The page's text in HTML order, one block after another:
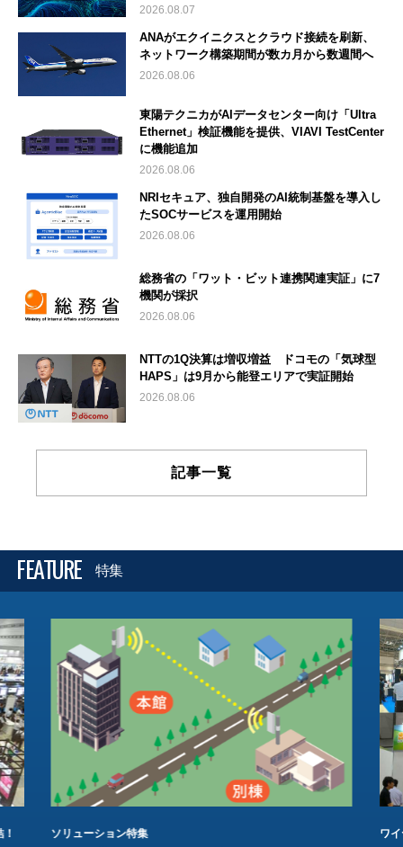
2026.08.07
ANAがエクイニクスとクラウド接続を刷新、
ネットワーク構築期間が数カ月から数週間へ
2026.08.06
東陽テクニカがAIデータセンター向け「Ultra
Ethernet」検証機能を提供、VIAVI TestCenter
に機能追加
2026.08.06
NRIセキュア、独自開発のAI統制基盤を導入し
たSOCサービスを運用開始
2026.08.06
総務省の「ワット・ビット連携関連実証」に7
機関が採択
2026.08.06
NTTの1Q決算は増収増益 ドコモの「気球型
HAPS」は9月から能登エリアで実証開始
2026.08.06
記事一覧
FEATURE 特集
ソリューション特集 ワ